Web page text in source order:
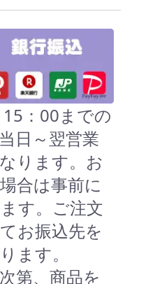
：00までの
日～翌営業
ります。お
合は事前に
す。ご注文
お振込先を
ます。
第、商品を